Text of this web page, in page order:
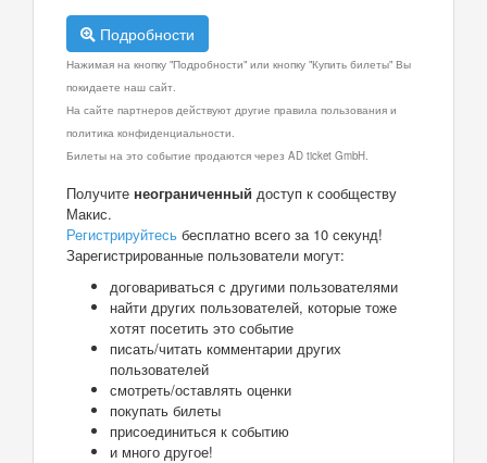
Подробности
Нажимая на кнопку "Подробности" или кнопку "Купить билеты" Вы
покидаете наш сайт.
На сайте партнеров действуют другие правила пользования и
политика конфиденциальности.
Билеты на это событие продаются через AD ticket GmbH.
Получите неограниченный доступ к сообществу
Макис.
Регистрируйтесь бесплатно всего за 10 секунд!
Зарегистрированные пользователи могут:
договариваться с другими пользователями
найти других пользователей, которые тоже
хотят посетить это событие
писать/читать комментарии других
пользователей
смотреть/оставлять оценки
покупать билеты
присоединиться к событию
и много другое!